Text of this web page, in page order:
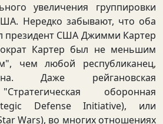
увеличения группировки
Нередко забывают, что оба
президент США Джимми Картер
Картер был не меньшим
чем любой республиканец,
Даже рейгановская
оборонная
Defense Initiative), или
Wars), во многих отношениях